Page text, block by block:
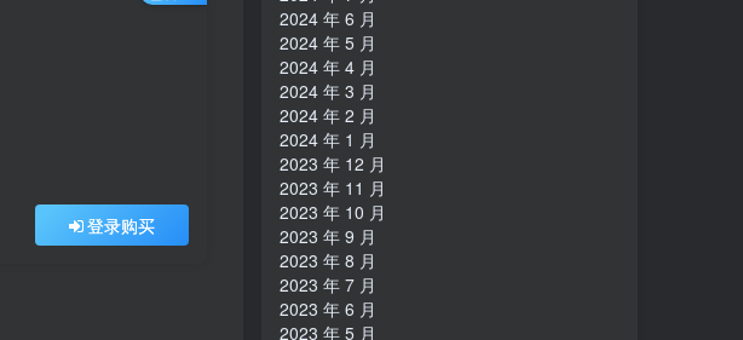
登录购买
2024 年 6 月
2024 年 5 月
2024 年 4 月
2024 年 3 月
2024 年 2 月
2024 年 1 月
2023 年 12 月
2023 年 11 月
2023 年 10 月
2023 年 9 月
2023 年 8 月
2023 年 7 月
2023 年 6 月
2023 年 5 月